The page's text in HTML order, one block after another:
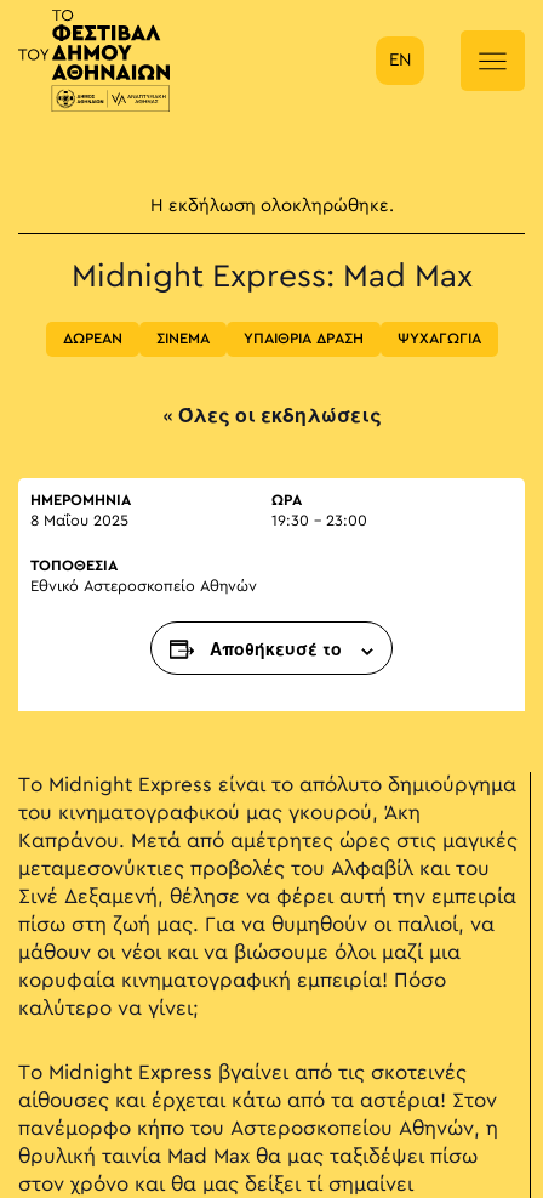
Κύρια πλοήγηση
EN
Η εκδήλωση ολοκληρώθηκε.
Midnight Express: Μad Μax
ΔΩΡΕΑΝ ΣΙΝΕΜΑ ΥΠΑΙΘΡΙΑ ΔΡΑΣΗ ΨΥΧΑΓΩΓΙΑ
« Όλες οι εκδηλώσεις
ΗΜΕΡΟΜΗΝΙΑ
8 Μαΐου 2025
ΏΡΑ
19:30 - 23:00
ΤΟΠΟΘΕΣΙΑ
Εθνικό Αστεροσκοπείο Αθηνών
Αποθήκευσέ το
Το Midnight Express είναι το απόλυτο δημιούργημα
του κινηματογραφικού μας γκουρού, Άκη
Καπράνου. Μετά από αμέτρητες ώρες στις μαγικές
μεταμεσονύκτιες προβολές του Αλφαβίλ και του
Σινέ Δεξαμενή, θέλησε να φέρει αυτή την εμπειρία
πίσω στη ζωή μας. Για να θυμηθούν οι παλιοί, να
μάθουν οι νέοι και να βιώσουμε όλοι μαζί μια
κορυφαία κινηματογραφική εμπειρία! Πόσο
καλύτερο να γίνει;
Το Midnight Express βγαίνει από τις σκοτεινές
αίθουσες και έρχεται κάτω από τα αστέρια! Στον
πανέμορφο κήπο του Αστεροσκοπείου Αθηνών, η
θρυλική ταινία Mad Max θα μας ταξιδέψει πίσω
στον χρόνο και θα μας δείξει τί σημαίνει